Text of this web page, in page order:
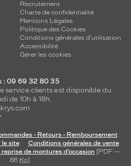
Recrutement
Charte de confidentialité
Mentions Légales
Politique des Cookies
Conditions générales d'utilisation
Accessibilité
Gérer les cookies
: 09 69 32 80 35
service clients est disponible du
de 10h à 18h.
- Retours - Remboursement
le site
Conditions générales de vente
de montures d’occasion [PDF —
86 Ko]